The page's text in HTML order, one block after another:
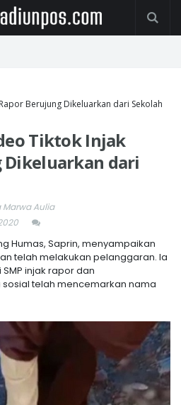
Berujung Dikeluarkan dari Sekolah
Tiktok Injak
Dikeluarkan dari
Aulia
Humas, Saprin, menyampaikan
telah melakukan pelanggaran. Ia
injak rapor dan
telah mencemarkan nama